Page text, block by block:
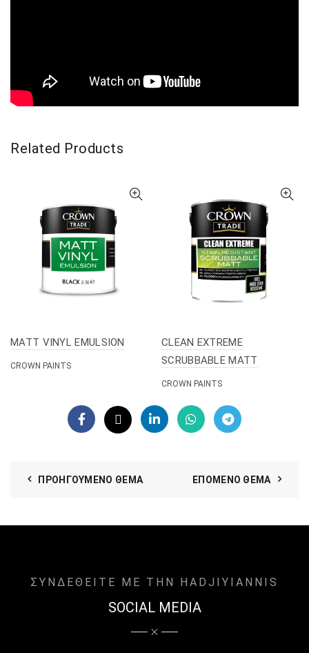
Related Products
MATT VINYL EMULSION
CROWN PAINTS
CLEAN EXTREME
SCRUBBABLE MATT
CROWN PAINTS
ΠΡΟΗΓΟΎΜΕΝΟ ΘΈΜΑ ΕΠΌΜΕΝΟ ΘΈΜΑ
ΣΥΝΔΕΘΕΙΤΕ ΜΕ ΤΗΝ HADJIYIANNIS
SOCIAL MEDIA